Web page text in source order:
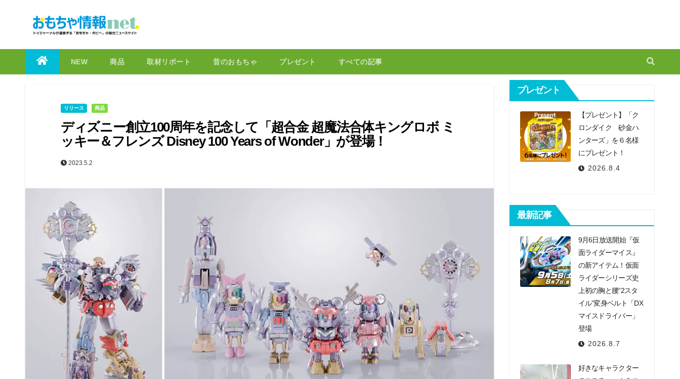
NEW 商品 取材リポート 昔のおもちゃ プレゼント すべての記事
リリース 商品
ディズニー創立100周年を記念して「超合金 超魔法合体キングロボ ミ
ッキー＆フレンズ Disney 100 Years of Wonder」が登場！
2023.5.2
プレゼント
【プレゼント】「ク
ロンダイク 砂金ハ
ンターズ」を６名様
にプレゼント！
2026.8.4
最新記事
9月6日放送開始『仮
面ライダーマイス』
の新アイテム！仮面
ライダーシリーズ史
上初の胸と腰“2スタ
イル”変身ベルト「DX
マイスドライバー」
登場
2026.8.7
好きなキャラクター